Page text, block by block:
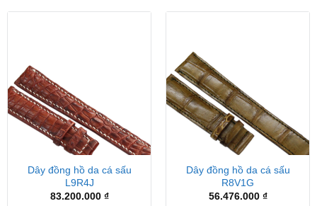
Dây đồng hồ da cá sấu
L9R4J
83.200.000 ₫
Dây đồng hồ da cá sấu
R8V1G
56.476.000 ₫